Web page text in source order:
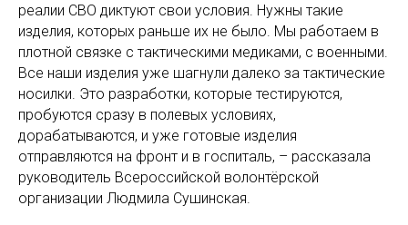
реалии CВО диктуют свои условия. Нужны такие
изделия, которых раньше их не было. Мы работаем в
плотной связке с тактическими медиками, с военными.
Все наши изделия уже шагнули далеко за тактические
носилки. Это разработки, которые тестируются,
пробуются сразу в полевых условиях,
дорабатываются, и уже готовые изделия
отправляются на фронт и в госпиталь, – рассказала
руководитель Всероссийской волонтёрской
организации Людмила Сушинская.